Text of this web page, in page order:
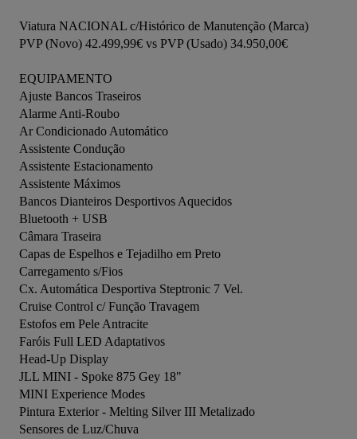
Viatura NACIONAL c/Histórico de Manutenção (Marca)
PVP (Novo) 42.499,99€ vs PVP (Usado) 34.950,00€
EQUIPAMENTO
Ajuste Bancos Traseiros
Alarme Anti-Roubo
Ar Condicionado Automático
Assistente Condução
Assistente Estacionamento
Assistente Máximos
Bancos Dianteiros Desportivos Aquecidos
Bluetooth + USB
Câmara Traseira
Capas de Espelhos e Tejadilho em Preto
Carregamento s/Fios
Cx. Automática Desportiva Steptronic 7 Vel.
Cruise Control c/ Função Travagem
Estofos em Pele Antracite
Faróis Full LED Adaptativos
Head-Up Display
JLL MINI - Spoke 875 Gey 18"
MINI Experience Modes
Pintura Exterior - Melting Silver III Metalizado
Sensores de Luz/Chuva